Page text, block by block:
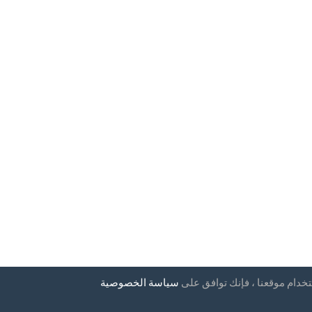
موقعنا ، فإنك توافق على سياسة الخصوصية